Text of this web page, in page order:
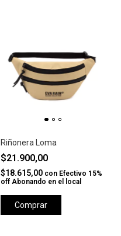
Riñonera Loma
$21.900,00
$18.615,00 con Efectivo 15%
off Abonando en el local
Comprar